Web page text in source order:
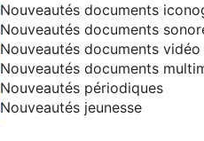
Nouveautés documents
Nouveautés documents
Nouveautés documents vidéo
Nouveautés documents
Nouveautés périodiques
Nouveautés jeunesse